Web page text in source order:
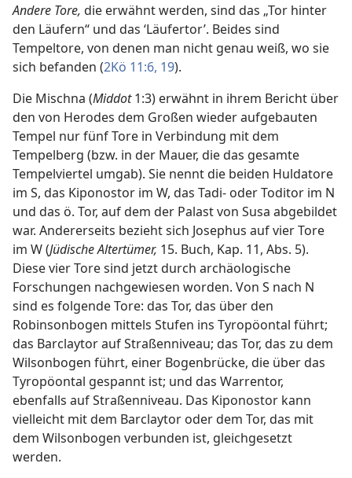
Andere Tore, die erwähnt werden, sind das „Tor hinter
den Läufern“ und das ‘Läufertor’. Beides sind
Tempeltore, von denen man nicht genau weiß, wo sie
sich befanden (2Kö 11:6, 19).
Die Mischna (Middot1:3) erwähnt in ihrem Bericht über
den von Herodes dem Großen wieder aufgebauten
Tempel nur fünf Tore in Verbindung mit dem
Tempelberg (bzw. in der Mauer, die das gesamte
Tempelviertel umgab). Sie nennt die beiden Huldatore
im S, das Kiponostor im W, das Tadi- oder Toditor im N
und das ö. Tor, auf dem der Palast von Susa abgebildet
war. Andererseits bezieht sich Josephus auf vier Tore
im W (Jüdische Altertümer, 15. Buch, Kap. 11, Abs. 5).
Diese vier Tore sind jetzt durch archäologische
Forschungen nachgewiesen worden. Von S nach N
sind es folgende Tore: das Tor, das über den
Robinsonbogen mittels Stufen ins Tyropöontal führt;
das Barclaytor auf Straßenniveau; das Tor, das zu dem
Wilsonbogen führt, einer Bogenbrücke, die über das
Tyropöontal gespannt ist; und das Warrentor,
ebenfalls auf Straßenniveau. Das Kiponostor kann
vielleicht mit dem Barclaytor oder dem Tor, das mit
dem Wilsonbogen verbunden ist, gleichgesetzt
werden.